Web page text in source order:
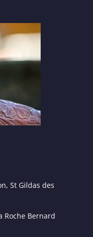
St Gildas des
Roche Bernard